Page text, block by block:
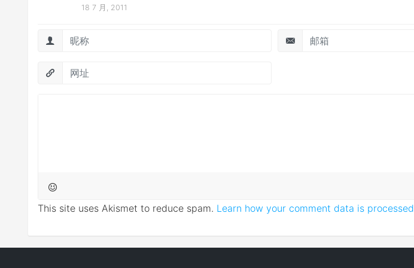
18 7 月, 2011
This site uses Akismet to reduce spam. Learn how your comment data is processed